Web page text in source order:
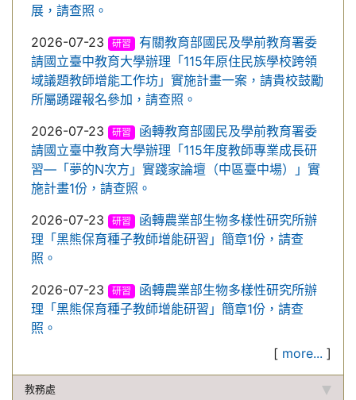
展，請查照。
2026-07-23
研習
有關教育部國民及學前教育署委
請國立臺中教育大學辦理「115年原住民族學校跨領
域議題教師增能工作坊」實施計畫一案，請貴校鼓勵
所屬踴躍報名參加，請查照。
2026-07-23
研習
函轉教育部國民及學前教育署委
請國立臺中教育大學辦理「115年度教師專業成長研
習—「夢的N次方」實踐家論壇（中區臺中場）」實
施計畫1份，請查照。
2026-07-23
研習
函轉農業部生物多樣性研究所辦
理「黑熊保育種子教師增能研習」簡章1份，請查
照。
2026-07-23
研習
函轉農業部生物多樣性研究所辦
理「黑熊保育種子教師增能研習」簡章1份，請查
照。
[ more... ]
教務處